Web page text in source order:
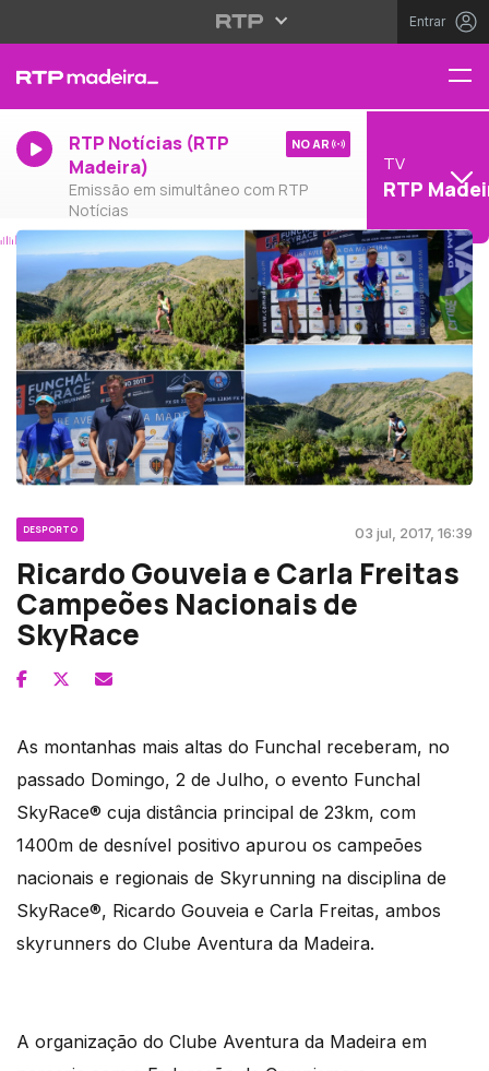
Entrar
RTP Notícias (RTP
Madeira)
Emissão em simultâneo com RTP
Notícias
NO AR
TV
RTP
DESPORTO 03 jul, 2017, 16:39
Ricardo Gouveia e Carla Freitas
Campeões Nacionais de
SkyRace
As montanhas mais altas do Funchal receberam, no
passado Domingo, 2 de Julho, o evento Funchal
SkyRace® cuja distância principal de 23km, com
1400m de desnível positivo apurou os campeões
nacionais e regionais de Skyrunning na disciplina de
SkyRace®, Ricardo Gouveia e Carla Freitas, ambos
skyrunners do Clube Aventura da Madeira.
A organização do Clube Aventura da Madeira em